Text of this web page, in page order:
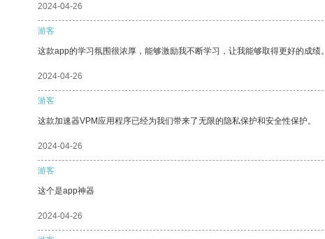
2024-04-26
游客
这款app的学习氛围很浓厚，能够激励我不断学习，让我能够取得更好的成绩。
2024-04-26
游客
这款加速器VPM应用程序已经为我们带来了无限的隐私保护和安全性保护。
2024-04-26
游客
这个是app神器
2024-04-26